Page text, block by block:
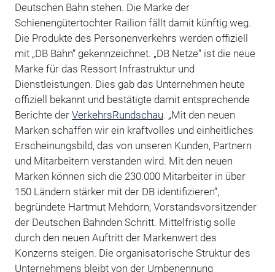
Deutschen Bahn stehen. Die Marke der
Schienengütertochter Railion fällt damit künftig weg.
Die Produkte des Personenverkehrs werden offiziell
mit „DB Bahn“ gekennzeichnet. „DB Netze“ ist die neue
Marke für das Ressort Infrastruktur und
Dienstleistungen. Dies gab das Unternehmen heute
offiziell bekannt und bestätigte damit entsprechende
Berichte der VerkehrsRundschau. „Mit den neuen
Marken schaffen wir ein kraftvolles und einheitliches
Erscheinungsbild, das von unseren Kunden, Partnern
und Mitarbeitern verstanden wird. Mit den neuen
Marken können sich die 230.000 Mitarbeiter in über
150 Ländern stärker mit der DB identifizieren“,
begründete Hartmut Mehdorn, Vorstandsvorsitzender
der Deutschen Bahnden Schritt. Mittelfristig solle
durch den neuen Auftritt der Markenwert des
Konzerns steigen. Die organisatorische Struktur des
Unternehmens bleibt von der Umbenennung